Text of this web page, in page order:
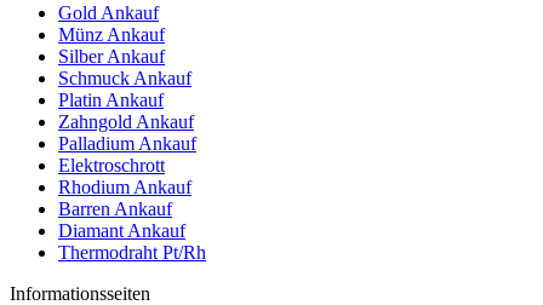
Gold Ankauf
Münz Ankauf
Silber Ankauf
Schmuck Ankauf
Platin Ankauf
Zahngold Ankauf
Palladium Ankauf
Elektroschrott
Rhodium Ankauf
Barren Ankauf
Diamant Ankauf
Thermodraht Pt/Rh
Informationsseiten